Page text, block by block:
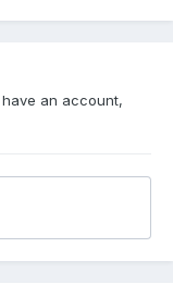
an account,